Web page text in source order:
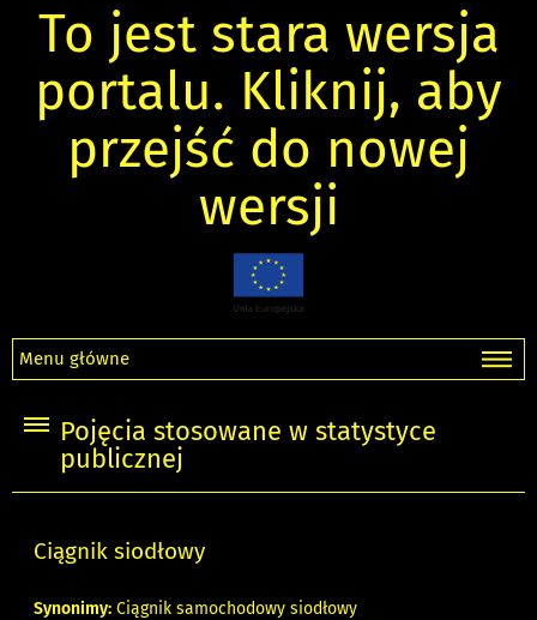
To jest stara wersja
portalu. Kliknij, aby
przejść do nowej
wersji
Menu główne
Pojęcia stosowane w statystyce
publicznej
Ciągnik siodłowy
Synonimy: Ciągnik samochodowy siodłowy